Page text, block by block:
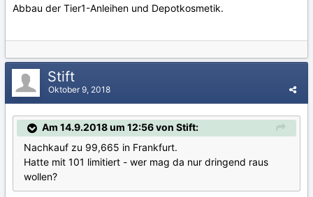
Abbau der Tier1-Anleihen und Depotkosmetik.
Stift
Oktober 9, 2018
Am 14.9.2018 um 12:56 von Stift:
Nachkauf zu 99,665 in Frankfurt.
Hatte mit 101 limitiert - wer mag da nur dringend raus
wollen?